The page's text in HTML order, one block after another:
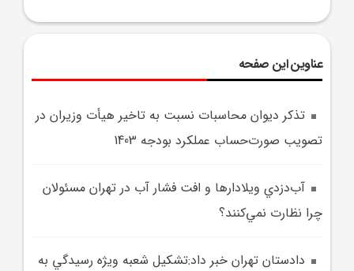
عناوین این صفحه
تذکر ديوان محاسبات نسبت به تاخير هيأت وزيران در
تصويب صورت‌حساب عملکرد بودجه 1403
آب‌دزدي ويلادارها و افت فشار آب در تهران مسئولان
چرا نظارت نمي‌کنند؟
دادستان تهران خبر داد:تشکيل شعبه ويژه رسيدگي به